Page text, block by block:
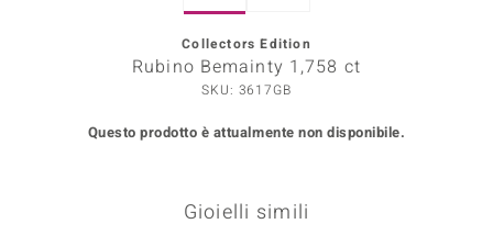
Collectors Edition
Rubino Bemainty 1,758 ct
SKU: 3617GB
Questo prodotto è attualmente non disponibile.
Gioielli simili